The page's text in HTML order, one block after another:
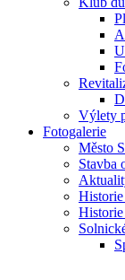
Výlety
Fotogalerie
Město
Stavba
Historie